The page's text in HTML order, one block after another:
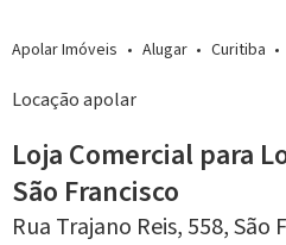
Apolar Imóveis Alugar Curitiba
Locação apolar
Loja Comercial para
São Francisco
Rua Trajano Reis, 558,São